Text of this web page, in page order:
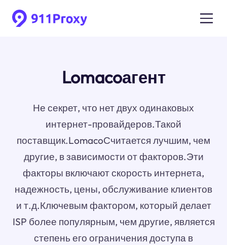
Lomacoагент
Не секрет, что нет двух одинаковых
интернет-провайдеров.Такой
поставщик.LomacoСчитается лучшим, чем
другие, в зависимости от факторов.Эти
факторы включают скорость интернета,
надежность, цены, обслуживание клиентов
и т.д.Ключевым фактором, который делает
ISP более популярным, чем другие, является
степень его ограничения доступа в